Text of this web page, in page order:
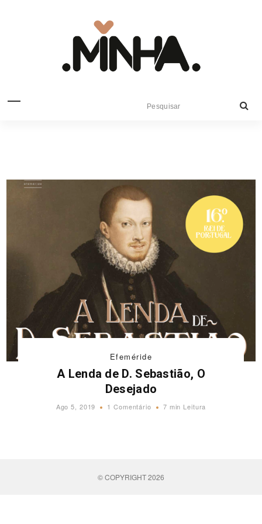
Efeméride
A Lenda de D. Sebastião, O
Desejado
Ago 5, 2019 1 Comentário 7 min Leitura
© COPYRIGHT 2026